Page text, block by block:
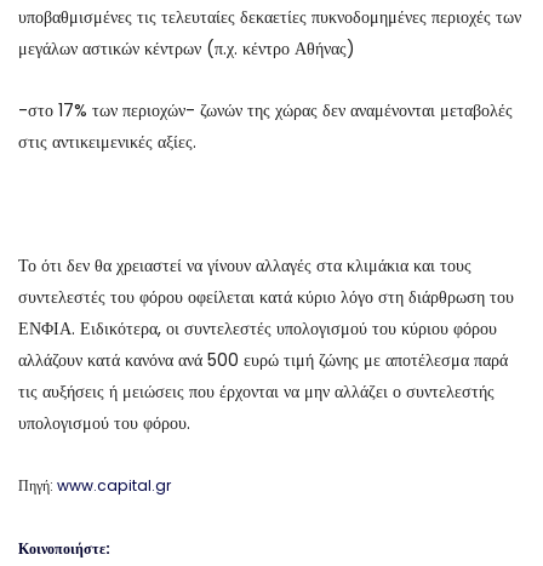
υποβαθμισμένες τις τελευταίες δεκαετίες πυκνοδομημένες περιοχές των
μεγάλων αστικών κέντρων (π.χ. κέντρο Αθήνας)
-στο 17% των περιοχών- ζωνών της χώρας δεν αναμένονται μεταβολές
στις αντικειμενικές αξίες.
Το ότι δεν θα χρειαστεί να γίνουν αλλαγές στα κλιμάκια και τους
συντελεστές του φόρου οφείλεται κατά κύριο λόγο στη διάρθρωση του
ΕΝΦΙΑ. Ειδικότερα, οι συντελεστές υπολογισμού του κύριου φόρου
αλλάζουν κατά κανόνα ανά 500 ευρώ τιμή ζώνης με αποτέλεσμα παρά
τις αυξήσεις ή μειώσεις που έρχονται να μην αλλάζει ο συντελεστής
υπολογισμού του φόρου.
Πηγή: www.capital.gr
Κοινοποιήστε: